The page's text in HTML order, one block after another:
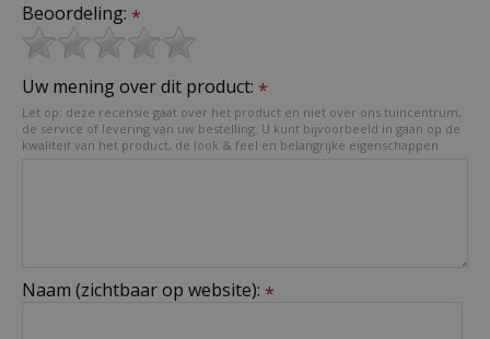
Beoordeling: *
Uw mening over dit product: *
Let op: deze recensie gaat over het product en niet over ons tuincentrum,
de service of levering van uw bestelling. U kunt bijvoorbeeld in gaan op de
kwaliteit van het product, de look & feel en belangrijke eigenschappen.
Naam (zichtbaar op website): *